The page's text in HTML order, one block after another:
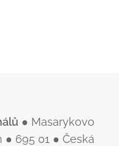
● Masarykovo
695 01 ● Česká